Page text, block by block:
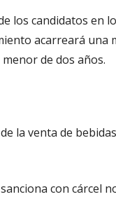
los candidatos en
acarreará una
de dos años.
la venta de
con cárcel